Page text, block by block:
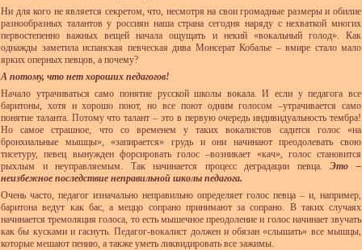
Ни для кого не является секретом, что, несмотря на свои громадные размеры и обилие
разнообразных талантов у россиян наша страна сегодня наряду с нехваткой многих
первостепенно важных вещей начала ощущать и некий «вокальный голод». Как
однажды заметила испанская певческая дива Монсерат Кобалье – вмире стало мало
ярких оперных певцов, а почему?
А потому, что нет хороших педагогов!
Начало утрачиваться само понятие русской школы вокала. И если у педагога все
баритоны, хотя и хорошо поют, но все поют одним голосом –утрачивается само
понятие таланта. Потому что талант – это в первую очередь индивидуальность тембра!
Но самое страшное, что со временем у таких вокалистов садится голос «на
бронхиальные мышцы», «запирается» грудь и они начинают преодолевать свою
тисетуру, певец вынужден форсировать голос –возникает «кач», голос становится
рыхлым и неуправляемым. Так начинается процесс деградации певца.Это –
неизбежное последствие неправильной школы педагога.
Очень часто, педагог изначально неправильно определяет голос певца – и, например,
баритона ведут как бас, а меццо сопрано принимают за сопрано. В таких случаях
начинается тремоляция голоса, то есть мышечное преодоление и голос начинает звучать
как бы кусками и гаснуть. Педагог-вокалист должен и обязан «слышать» все мышцы,
которые мешают пению, а также уметь ликвидировать все зажимы.